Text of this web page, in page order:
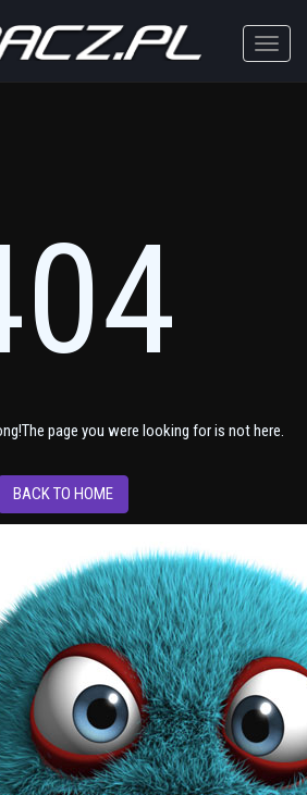
Toggle
page you were looking for is not here.
BACK TO HOME